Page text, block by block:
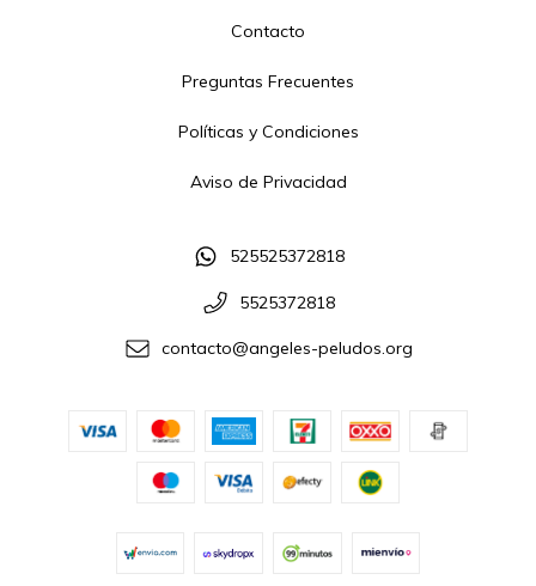
Contacto
Preguntas Frecuentes
Políticas y Condiciones
Aviso de Privacidad
525525372818
5525372818
contacto@angeles-peludos.org